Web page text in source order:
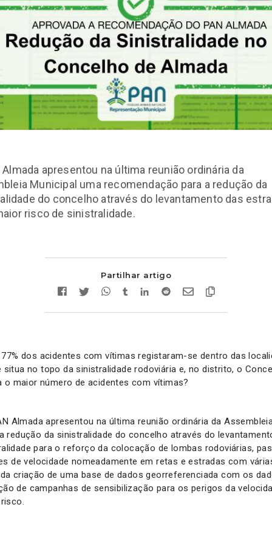
Almada apresentou na última reunião ordinária da
Municipal uma recomendação para a redução da
do concelho através do levantamento das
risco de sinistralidade.
Partilhar artigo
77% dos acidentes com vítimas registaram-se dentro das
no topo da sinistralidade rodoviária e, no distrito, o
o maior número de acidentes com vítimas?
Almada apresentou na última reunião ordinária da
redução da sinistralidade do concelho através do
para o reforço da colocação de lombas rodoviárias,
de velocidade nomeadamente em retas e estradas com
criação de uma base de dados georreferenciada com os
de campanhas de sensibilização para os perigos da